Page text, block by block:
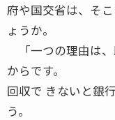
府や国交省は、そ
ょうか。
「一つの理由は
からです。
回収で きないと銀
う。